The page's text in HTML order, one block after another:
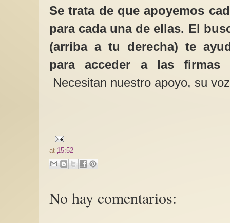
Se trata de que apoyemos
para cada una de ellas. El
(arriba a tu derecha) te
para acceder a las firmas
Necesitan nuestro apoyo, su
at 15:52
No hay comentarios: